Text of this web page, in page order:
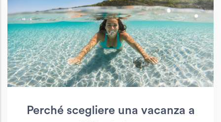
Perché scegliere una vacanza a